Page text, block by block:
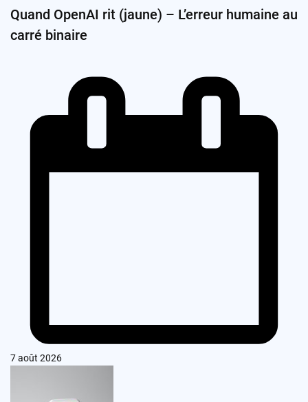
Quand OpenAI rit (jaune) – L’erreur humaine au
carré binaire
7 août 2026